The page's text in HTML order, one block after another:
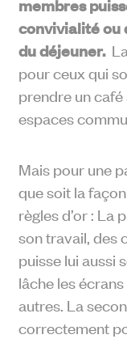
membres
convivialité ou
du déjeuner.La
pour ceux qui
prendre un
espaces
Mais pour une
que soit la
règles d’or : La
son travail, des
puisse lui aussi
lâche les
autres. La
correctement